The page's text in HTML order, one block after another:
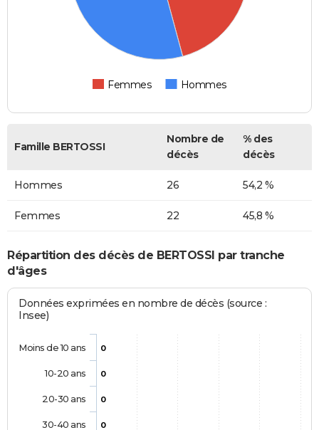
Femmes Hommes
Famille BERTOSSI
Nombre de
décès
% des
décès
Hommes 26 54,2 %
Femmes 22 45,8 %
Répartition des décès de BERTOSSI par tranche
d'âges
Données exprimées en nombre de décès (source :
Insee)
0
0
0
0
Moins de 10 ans
10-20 ans
20-30 ans
30-40 ans